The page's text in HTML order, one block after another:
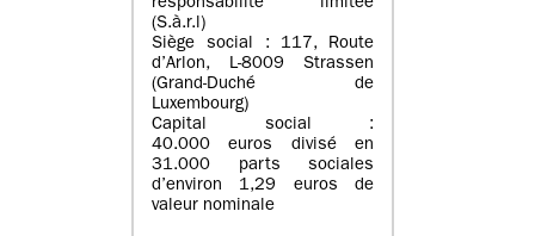
responsabilité limitée
(S.à.r.l)
Siège social : 117, Route
d’Arlon, L-8009 Strassen
(Grand-Duché de
Luxembourg)
Capital social :
40.000 euros divisé en
31.000 parts sociales
d’environ 1,29 euros de
valeur nominale